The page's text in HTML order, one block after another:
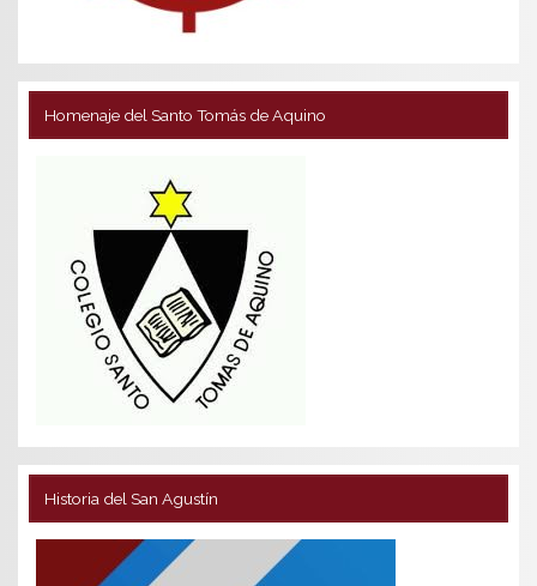
Homenaje del Santo Tomás de Aquino
Historia del San Agustín